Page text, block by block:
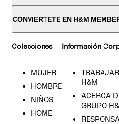
CONVIÉRTETE EN H&M
Colecciones
MUJER
HOMBRE
NIÑOS
HOME
Información
H&M
ACERCA
GRUPO